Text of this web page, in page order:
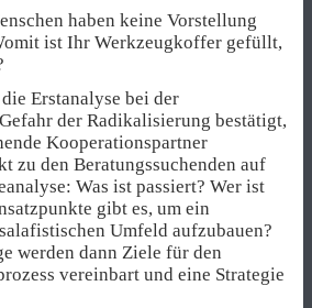
haben keine Vorstellung
ist Ihr Werkzeugkoffer gefüllt,
Erstanalyse bei der
der Radikalisierung bestätigt,
Kooperationspartner
zu den Beratungssuchenden auf
Was ist passiert? Wer ist
gibt es, um ein
Umfeld aufzubauen?
werden dann Ziele für den
vereinbart und eine Strategie